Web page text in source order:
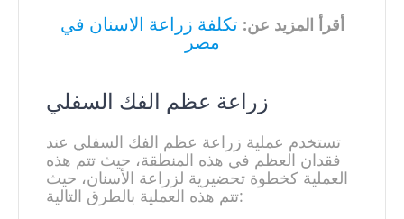
أقرأ المزيد عن: تكلفة زراعة الاسنان في
مصر
زراعة عظم الفك السفلي
تستخدم عملية زراعة عظم الفك السفلي عند
فقدان العظم في هذه المنطقة، حيث تتم هذه
العملية كخطوة تحضيرية لزراعة الأسنان، حيث
تتم هذه العملية بالطرق التالية: